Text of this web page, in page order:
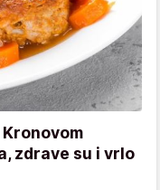
zdrave su i vrlo